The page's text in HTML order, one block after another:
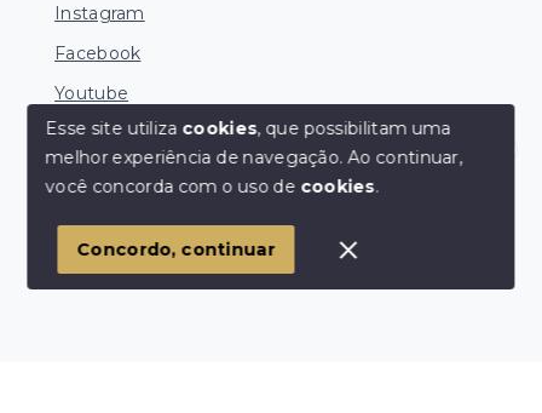
Instagram
Facebook
Youtube
© Copyright 2026 - Ocean Consultoria de Imóveis -
SITE PARA IMOBILIARIA
Corretores Online
Esse site utiliza cookies, que possibilitam uma
melhor experiência de navegação.Ao continuar,
você concorda com o uso de cookies.
Concordo, continuar